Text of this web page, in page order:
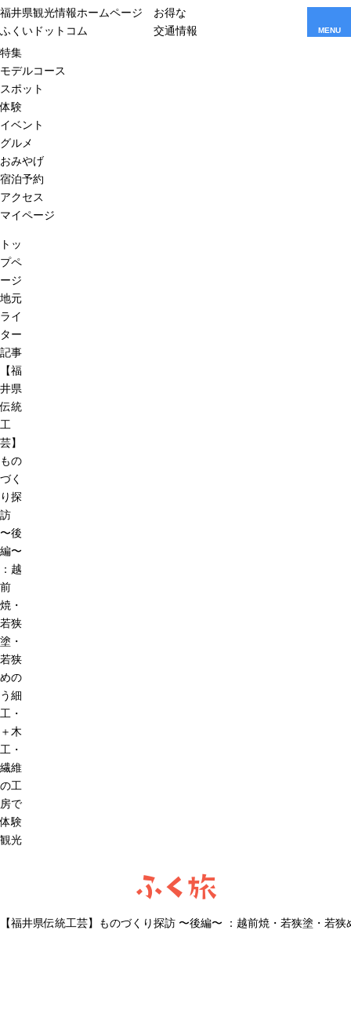
福井県観光情報ホームページ
ふくいドットコム
お得な
交通情報
MENU
特集
モデルコース
スポット
体験
イベント
グルメ
おみやげ
宿泊予約
アクセス
マイページ
トッ
プペ
ージ
地元
ライ
ター
記事
【福
井県
伝統
工
芸】
もの
づく
り探
訪
〜後
編〜
：越
前
焼・
若狭
塗・
若狭
めの
う細
工・
＋木
工・
繊維
の工
房で
体験
観光
ふく旅
【福井県伝統工芸】ものづくり探訪 〜後編〜 ：越前焼・若狭塗・若